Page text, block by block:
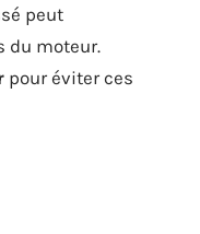
peut
du moteur.
pour éviter ces